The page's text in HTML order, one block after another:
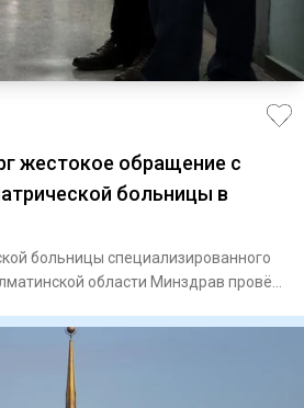
жестокое обращение с
больницы в
больницы специализированного
области Минздрав провёл